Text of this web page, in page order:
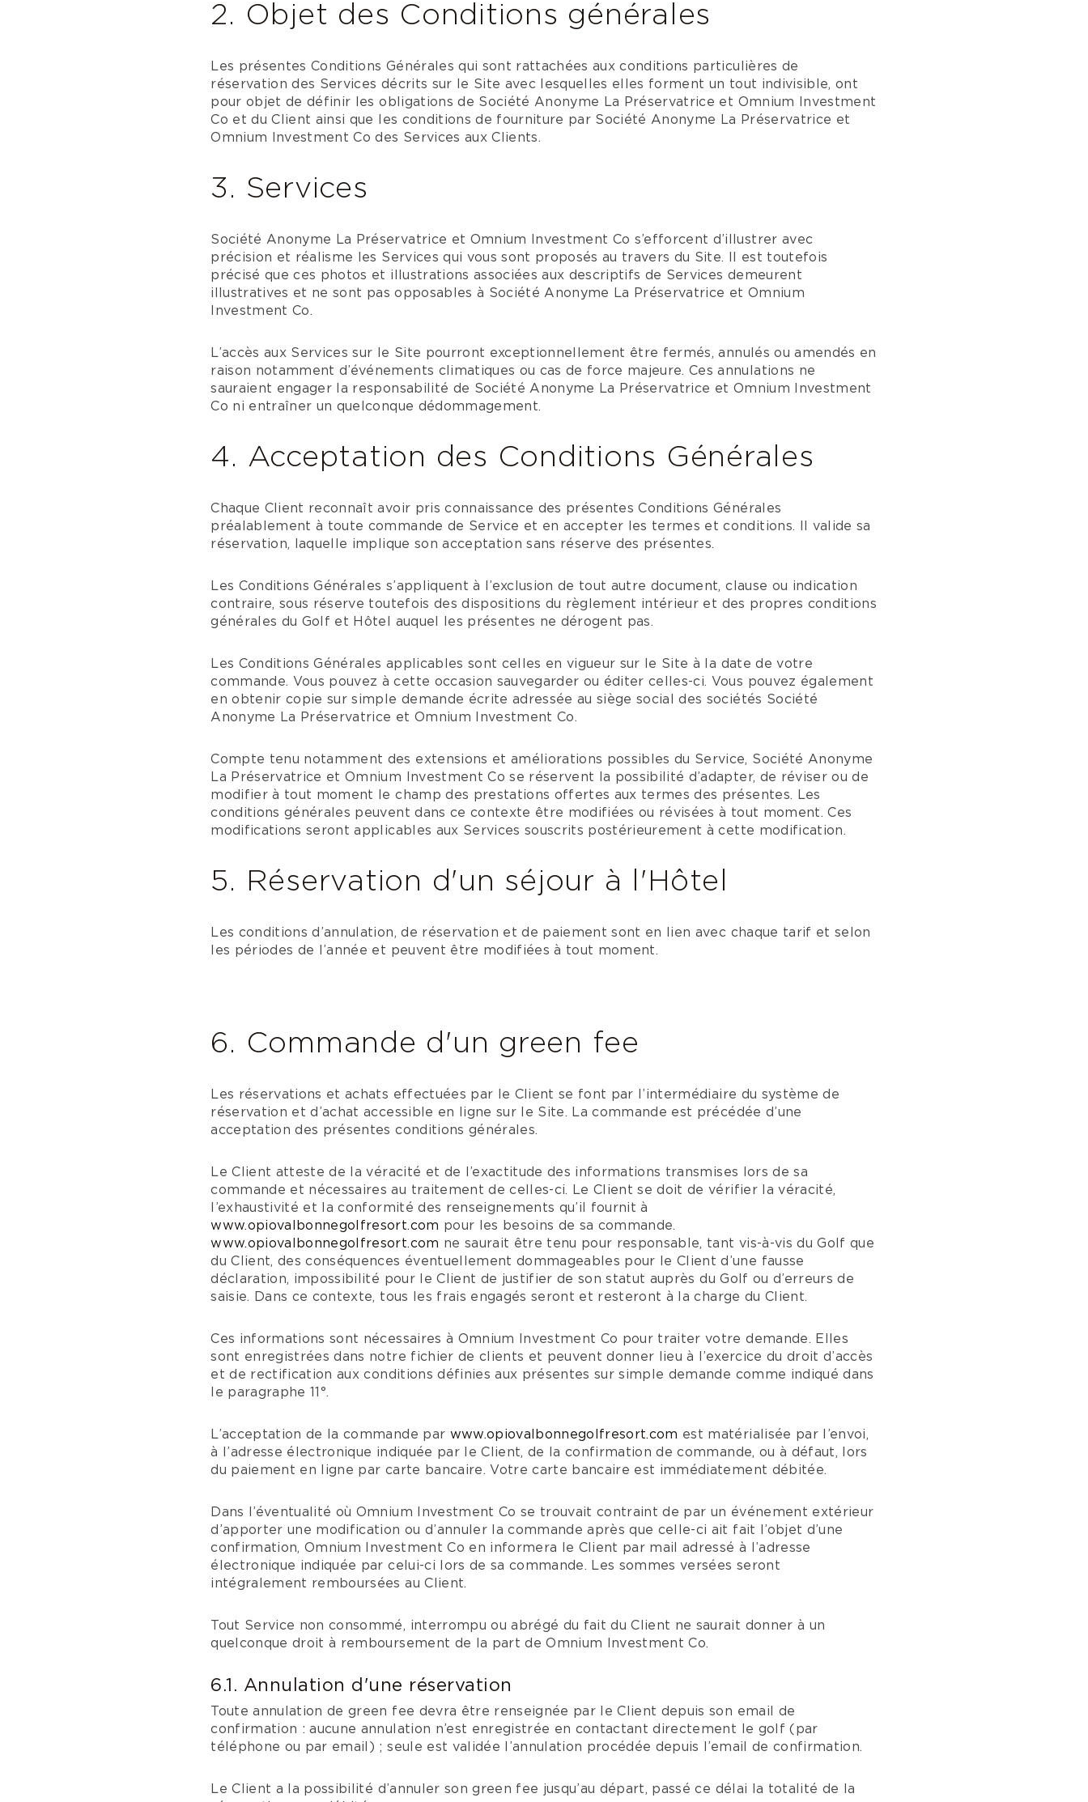
2. Objet des Conditions générales
Les présentes Conditions Générales qui sont rattachées aux conditions particulières de
réservation des Services décrits sur le Site avec lesquelles elles forment un tout indivisible, ont
pour objet de définir les obligations de Société Anonyme La Préservatrice et Omnium Investment
Co et du Client ainsi que les conditions de fourniture par Société Anonyme La Préservatrice et
Omnium Investment Co des Services aux Clients.
3. Services
Société Anonyme La Préservatrice et Omnium Investment Co s’efforcent d’illustrer avec
précision et réalisme les Services qui vous sont proposés au travers du Site. Il est toutefois
précisé que ces photos et illustrations associées aux descriptifs de Services demeurent
illustratives et ne sont pas opposables à Société Anonyme La Préservatrice et Omnium
Investment Co.
L’accès aux Services sur le Site pourront exceptionnellement être fermés, annulés ou amendés en
raison notamment d’événements climatiques ou cas de force majeure. Ces annulations ne
sauraient engager la responsabilité de Société Anonyme La Préservatrice et Omnium Investment
Co ni entraîner un quelconque dédommagement.
4. Acceptation des Conditions Générales
Chaque Client reconnaît avoir pris connaissance des présentes Conditions Générales
préalablement à toute commande de Service et en accepter les termes et conditions. Il valide sa
réservation, laquelle implique son acceptation sans réserve des présentes.
Les Conditions Générales s’appliquent à l’exclusion de tout autre document, clause ou indication
contraire, sous réserve toutefois des dispositions du règlement intérieur et des propres conditions
générales du Golf et Hôtel auquel les présentes ne dérogent pas.
Les Conditions Générales applicables sont celles en vigueur sur le Site à la date de votre
commande. Vous pouvez à cette occasion sauvegarder ou éditer celles-ci. Vous pouvez également
en obtenir copie sur simple demande écrite adressée au siège social des sociétés Société
Anonyme La Préservatrice et Omnium Investment Co.
Compte tenu notamment des extensions et améliorations possibles du Service, Société Anonyme
La Préservatrice et Omnium Investment Co se réservent la possibilité d’adapter, de réviser ou de
modifier à tout moment le champ des prestations offertes aux termes des présentes. Les
conditions générales peuvent dans ce contexte être modifiées ou révisées à tout moment. Ces
modifications seront applicables aux Services souscrits postérieurement à cette modification.
5. Réservation d'un séjour à l'Hôtel
Les conditions d’annulation, de réservation et de paiement sont en lien avec chaque tarif et selon
les périodes de l’année et peuvent être modifiées à tout moment.
6. Commande d'un green fee
Les réservations et achats effectuées par le Client se font par l’intermédiaire du système de
réservation et d’achat accessible en ligne sur le Site. La commande est précédée d’une
acceptation des présentes conditions générales.
Le Client atteste de la véracité et de l’exactitude des informations transmises lors de sa
commande et nécessaires au traitement de celles-ci. Le Client se doit de vérifier la véracité,
l’exhaustivité et la conformité des renseignements qu’il fournit à
www.opiovalbonnegolfresort.com pour les besoins de sa commande.
www.opiovalbonnegolfresort.com ne saurait être tenu pour responsable, tant vis-à-vis du Golf que
du Client, des conséquences éventuellement dommageables pour le Client d’une fausse
déclaration, impossibilité pour le Client de justifier de son statut auprès du Golf ou d’erreurs de
saisie. Dans ce contexte, tous les frais engagés seront et resteront à la charge du Client.
Ces informations sont nécessaires à Omnium Investment Co pour traiter votre demande. Elles
sont enregistrées dans notre fichier de clients et peuvent donner lieu à l’exercice du droit d’accès
et de rectification aux conditions définies aux présentes sur simple demande comme indiqué dans
le paragraphe 11°.
L’acceptation de la commande par www.opiovalbonnegolfresort.com est matérialisée par l’envoi,
à l’adresse électronique indiquée par le Client, de la confirmation de commande, ou à défaut, lors
du paiement en ligne par carte bancaire. Votre carte bancaire est immédiatement débitée.
Dans l’éventualité où Omnium Investment Co se trouvait contraint de par un événement extérieur
d’apporter une modification ou d’annuler la commande après que celle-ci ait fait l’objet d’une
confirmation, Omnium Investment Co en informera le Client par mail adressé à l’adresse
électronique indiquée par celui-ci lors de sa commande. Les sommes versées seront
intégralement remboursées au Client.
Tout Service non consommé, interrompu ou abrégé du fait du Client ne saurait donner à un
quelconque droit à remboursement de la part de Omnium Investment Co.
6.1. Annulation d'une réservation
Toute annulation de green fee devra être renseignée par le Client depuis son email de
confirmation : aucune annulation n’est enregistrée en contactant directement le golf (par
téléphone ou par email) ; seule est validée l’annulation procédée depuis l’email de confirmation.
Le Client a la possibilité d’annuler son green fee jusqu’au départ, passé ce délai la totalité de la